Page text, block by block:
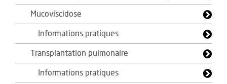
Mucoviscidose
Informations pratiques
Transplantation pulmonaire
Informations pratiques